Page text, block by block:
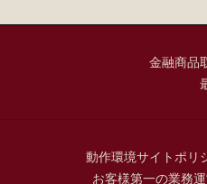
金融商品
動作環境サイトポリ
お客様第一の業務